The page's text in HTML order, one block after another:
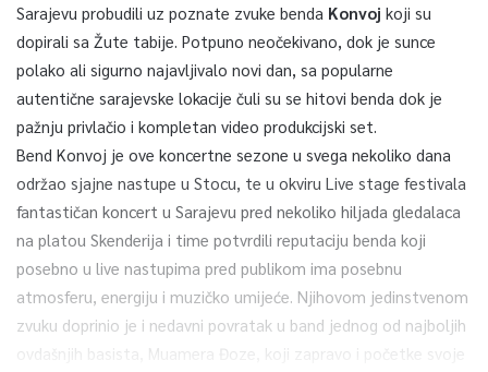
Sarajevu probudili uz poznate zvuke benda Konvoj koji su
dopirali sa Žute tabije. Potpuno neočekivano, dok je sunce
polako ali sigurno najavljivalo novi dan, sa popularne
autentične sarajevske lokacije čuli su se hitovi benda dok je
pažnju privlačio i kompletan video produkcijski set.
Bend Konvoj je ove koncertne sezone u svega nekoliko dana
održao sjajne nastupe u Stocu, te u okviru Live stage festivala
fantastičan koncert u Sarajevu pred nekoliko hiljada gledalaca
na platou Skenderija i time potvrdili reputaciju benda koji
posebno u live nastupima pred publikom ima posebnu
atmosferu, energiju i muzičko umijeće. Njihovom jedinstvenom
zvuku doprinio je i nedavni povratak u band jednog od najboljih
ovdašnjih basista, Muamera Đoze, koji zapravo i početke svoje